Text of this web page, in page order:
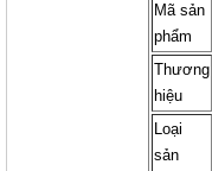
Mã sản
phẩm
Thương
hiệu
Loại
sản